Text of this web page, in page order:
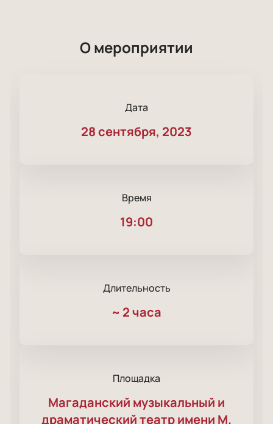
О мероприятии
Дата
28 сентября, 2023
Время
19:00
Длительность
~ 2 часа
Площадка
Магаданский музыкальный и
драматический театр имени M.